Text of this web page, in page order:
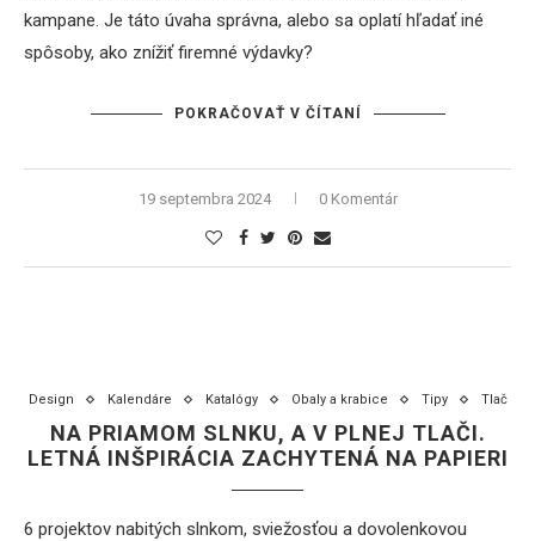
kampane. Je táto úvaha správna, alebo sa oplatí hľadať iné
spôsoby, ako znížiť firemné výdavky?
POKRAČOVAŤ V ČÍTANÍ
19 septembra 2024 0 Komentár
Design Kalendáre Katalógy Obaly a krabice Tipy Tlač
NA PRIAMOM SLNKU, A V PLNEJ TLAČI.
LETNÁ INŠPIRÁCIA ZACHYTENÁ NA PAPIERI
6 projektov nabitých slnkom, sviežosťou a dovolenkovou